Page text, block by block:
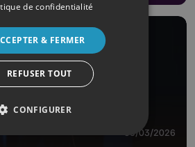
30/03/2026
de confidentialité
& FERMER
REFUSER TOUT
CONFIGURER